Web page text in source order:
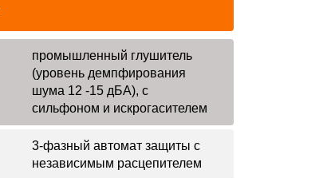
промышленный глушитель
(уровень демпфирования
шума 12 -15 дБА), с
сильфоном и искрогасителем
3-фазный автомат защиты с
независимым расцепителем